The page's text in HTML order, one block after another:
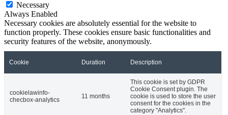
Necessary
Always Enabled
Necessary cookies are absolutely essential for the website to
function properly. These cookies ensure basic functionalities and
security features of the website, anonymously.
Cookie Duration Description
cookielawinfo-
checbox-analytics
11 months
This cookie is set by GDPR
Cookie Consent plugin. The
cookie is used to store the user
consent for the cookies in the
category "Analytics".